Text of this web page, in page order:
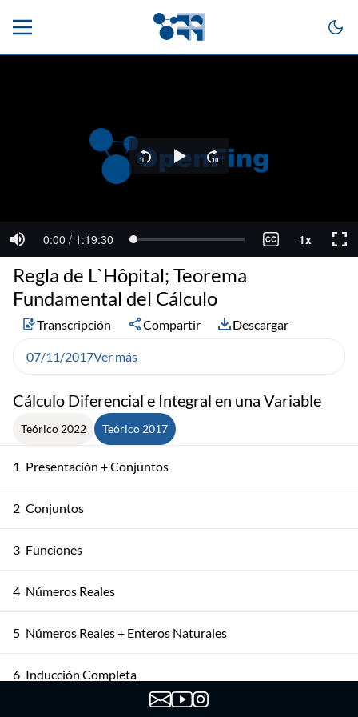
Cálculo Diferencial e Integral en una Variable
Teórico 2022 Teórico 2017
1 Presentación + Conjuntos
2 Conjuntos
3 Funciones
4 Números Reales
5 Números Reales + Enteros Naturales
6 Inducción Completa
Regla de L`Hôpital; Teorema
Fundamental del Cálculo
Transcripción Compartir Descargar
07/11/2017Ver más